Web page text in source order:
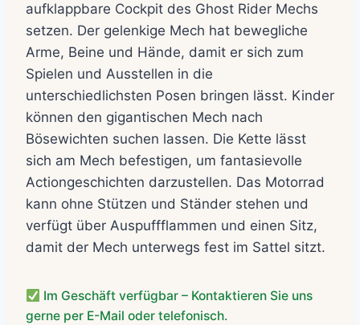
aufklappbare Cockpit des Ghost Rider Mechs
setzen. Der gelenkige Mech hat bewegliche
Arme, Beine und Hände, damit er sich zum
Spielen und Ausstellen in die
unterschiedlichsten Posen bringen lässt. Kinder
können den gigantischen Mech nach
Bösewichten suchen lassen. Die Kette lässt
sich am Mech befestigen, um fantasievolle
Actiongeschichten darzustellen. Das Motorrad
kann ohne Stützen und Ständer stehen und
verfügt über Auspuffflammen und einen Sitz,
damit der Mech unterwegs fest im Sattel sitzt.
Im Geschäft verfügbar – Kontaktieren Sie uns
gerne per E-Mail oder telefonisch.